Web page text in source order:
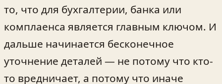
то, что для бухгалтерии, банка или
комплаенса является главным ключом. И
дальше начинается бесконечное
уточнение деталей — не потому что кто-
то вредничает, а потому что иначе